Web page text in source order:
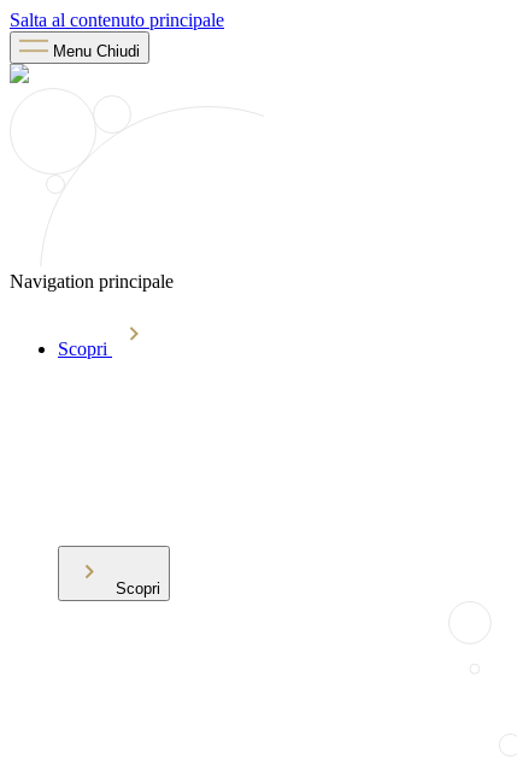
Salta al contenuto principale
Menu Chiudi
Navigation principale
Scopri
Scopri